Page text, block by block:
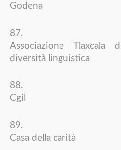
Godena
Associazione
diversità linguistica
Cgil
Casa della carità